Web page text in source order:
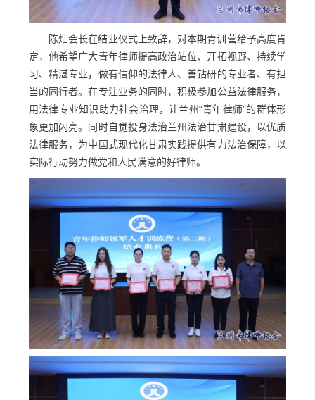
陈灿会长在结业仪式上致辞，对本期青训营给予高度肯
定，他希望广大青年律师提高政治站位、开拓视野、持续学
习、精湛专业，做有信仰的法律人、善钻研的专业者、有担
当的同行者。在专注业务的同时，积极参加公益法律服务，
用法律专业知识助力社会治理，让兰州“青年律师”的群体形
象更加闪亮。同时自觉投身法治兰州法治甘肃建设，以优质
法律服务，为中国式现代化甘肃实践提供有力法治保障，以
实际行动努力做党和人民满意的好律师。